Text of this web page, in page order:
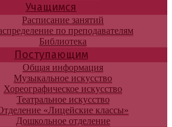
Учащимся
Расписание занятий
по преподавателям
Библиотека
Поступающим
Общая информация
Музыкальное искусство
Хореографическое искусство
Театральное искусство
«Лицейские классы»
Дошкольное отделение